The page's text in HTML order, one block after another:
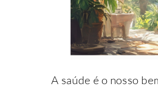
A saúde é o nosso